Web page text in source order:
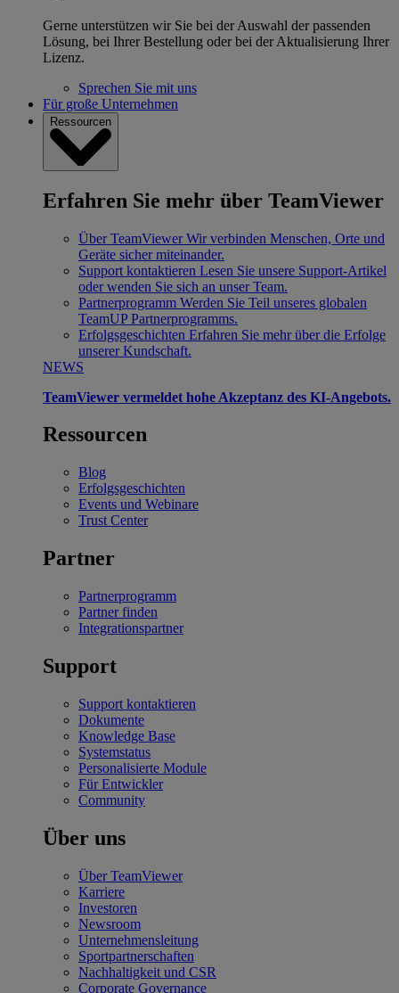
Gerne unterstützen wir Sie bei der Auswahl der passenden
Lösung, bei Ihrer Bestellung oder bei der Aktualisierung Ihrer
Lizenz.
Sprechen Sie mit uns
Für große Unternehmen
Ressourcen
Erfahren Sie mehr über TeamViewer
Über TeamViewer Wir verbinden Menschen, Orte und
Geräte sicher miteinander.
Support kontaktieren Lesen Sie unsere Support-Artikel
oder wenden Sie sich an unser Team.
Partnerprogramm Werden Sie Teil unseres globalen
TeamUP Partnerprogramms.
Erfolgsgeschichten Erfahren Sie mehr über die Erfolge
unserer Kundschaft.
NEWS
TeamViewer vermeldet hohe Akzeptanz des KI-Angebots.
Ressourcen
Blog
Erfolgsgeschichten
Events und Webinare
Trust Center
Partner
Partnerprogramm
Partner finden
Integrationspartner
Support
Support kontaktieren
Dokumente
Knowledge Base
Systemstatus
Personalisierte Module
Für Entwickler
Community
Über uns
Über TeamViewer
Karriere
Investoren
Newsroom
Unternehmensleitung
Sportpartnerschaften
Nachhaltigkeit und CSR
Corporate Governance